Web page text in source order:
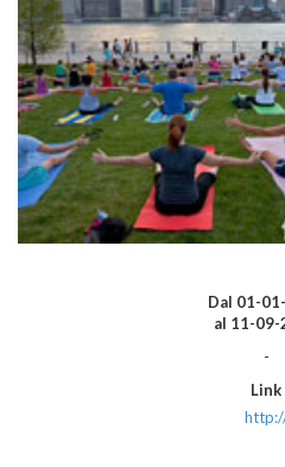
Dal 01-
al 11-09-
-
Link